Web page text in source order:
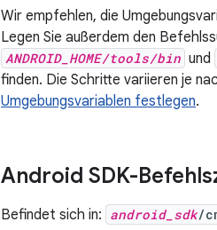
Wir empfehlen, die
Legen Sie außerdem den
ANDROID_HOME/tools/bin und
finden. Die Schritte variieren je
Umgebungsvariablen festlegen.
Android SDK-
Befindet sich in: android_sdk/